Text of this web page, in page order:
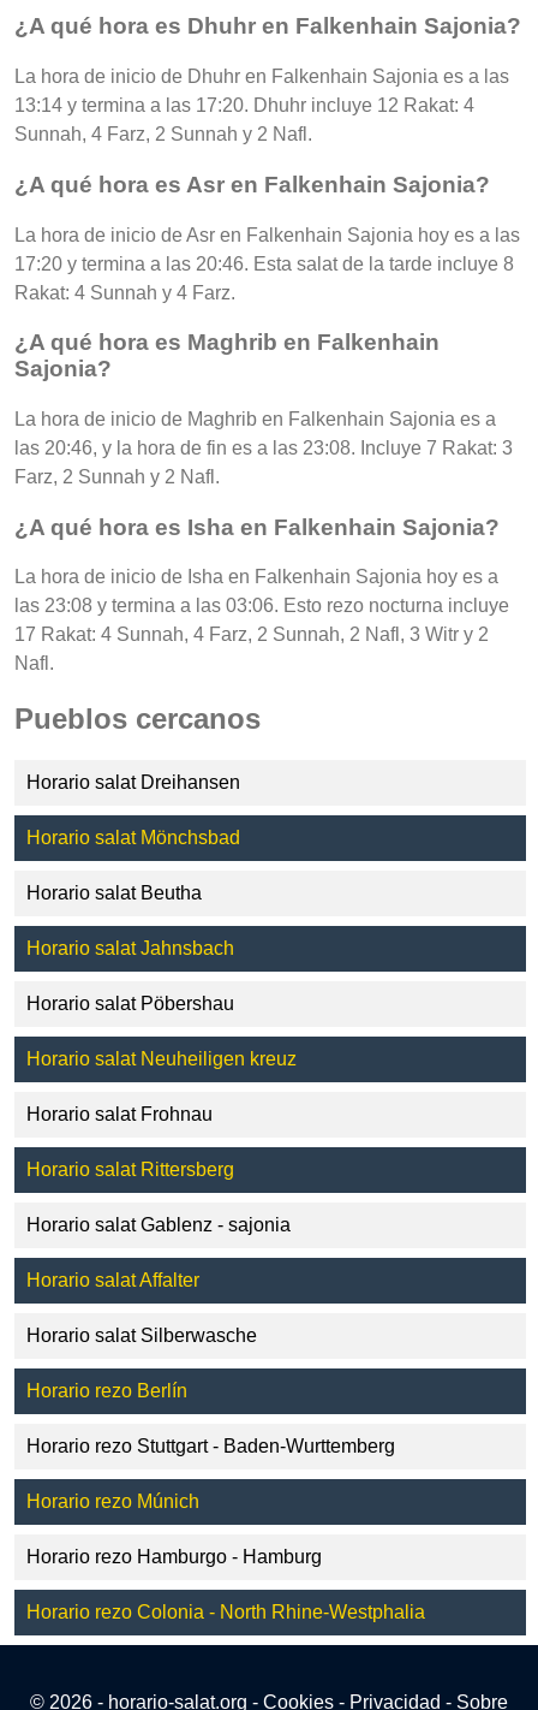
¿A qué hora es Dhuhr en Falkenhain Sajonia?
La hora de inicio de Dhuhr en Falkenhain Sajonia es a las
13:14 y termina a las 17:20. Dhuhr incluye 12 Rakat: 4
Sunnah, 4 Farz, 2 Sunnah y 2 Nafl.
¿A qué hora es Asr en Falkenhain Sajonia?
La hora de inicio de Asr en Falkenhain Sajonia hoy es a las
17:20 y termina a las 20:46. Esta salat de la tarde incluye 8
Rakat: 4 Sunnah y 4 Farz.
¿A qué hora es Maghrib en Falkenhain
Sajonia?
La hora de inicio de Maghrib en Falkenhain Sajonia es a
las 20:46, y la hora de fin es a las 23:08. Incluye 7 Rakat: 3
Farz, 2 Sunnah y 2 Nafl.
¿A qué hora es Isha en Falkenhain Sajonia?
La hora de inicio de Isha en Falkenhain Sajonia hoy es a
las 23:08 y termina a las 03:06. Esto rezo nocturna incluye
17 Rakat: 4 Sunnah, 4 Farz, 2 Sunnah, 2 Nafl, 3 Witr y 2
Nafl.
Pueblos cercanos
Horario salat Dreihansen
Horario salat Mönchsbad
Horario salat Beutha
Horario salat Jahnsbach
Horario salat Pöbershau
Horario salat Neuheiligen kreuz
Horario salat Frohnau
Horario salat Rittersberg
Horario salat Gablenz - sajonia
Horario salat Affalter
Horario salat Silberwasche
Horario rezo Berlín
Horario rezo Stuttgart - Baden-Wurttemberg
Horario rezo Múnich
Horario rezo Hamburgo - Hamburg
Horario rezo Colonia - North Rhine-Westphalia
© 2026 - horario-salat.org - Cookies - Privacidad - Sobre